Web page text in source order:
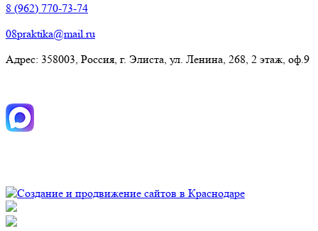
8 (962) 770-73-74
08praktika@mail.ru
Адрес:​ 358003, Россия, г. Элиста, ул. Ленина, 268, 2 этаж, оф.9